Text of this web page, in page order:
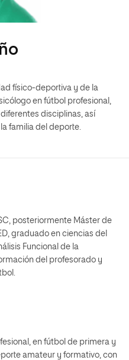
físico-deportiva y de la
en fútbol profesional,
disciplinas, así
familia del deporte.
posteriormente Máster de
graduado en ciencias del
Funcional de la
del profesorado y
en fútbol de primera y
amateur y formativo, con